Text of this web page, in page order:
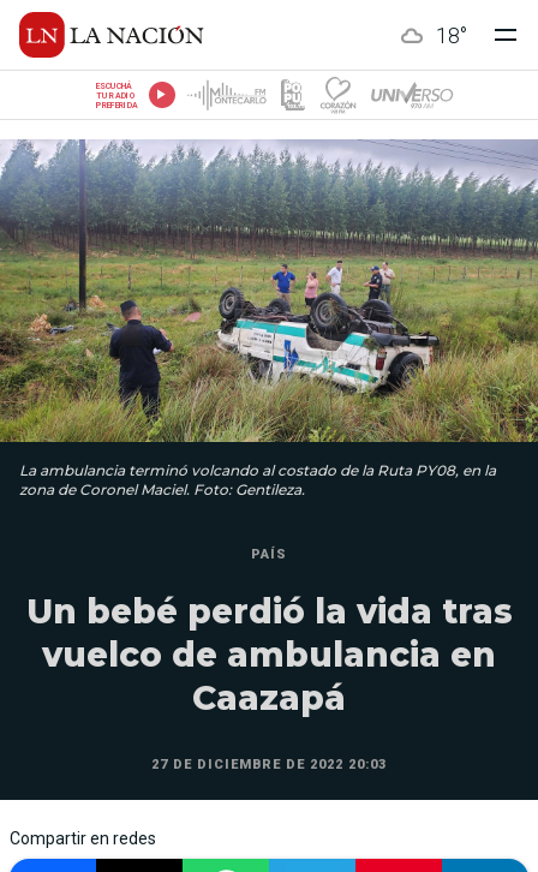
18°
ESCUCHÁ
TU RADIO
PREFERIDA
La ambulancia terminó volcando al costado de la Ruta PY08, en la
zona de Coronel Maciel. Foto: Gentileza.
PAÍS
Un bebé perdió la vida tras
vuelco de ambulancia en
Caazapá
27 DE DICIEMBRE DE 2022 20:03
Compartir en redes